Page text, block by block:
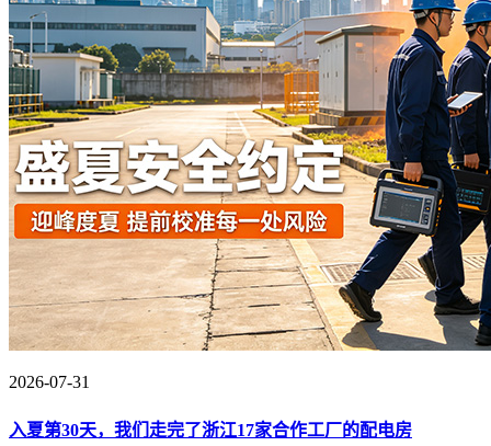
2026-07-31
入夏第30天，我们走完了浙江17家合作工厂的配电房